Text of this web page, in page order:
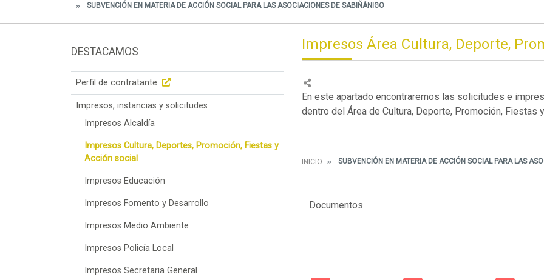
SUBVENCIÓN EN MATERIA DE ACCIÓN SOCIAL PARA LAS ASOCIACIONES DE SABIÑÁNIGO
DESTACAMOS
Perfil de contratante
Impresos, instancias y solicitudes
Impresos Alcaldía
Impresos Cultura, Deportes, Promoción, Fiestas y
Acción social
Impresos Educación
Impresos Fomento y Desarrollo
Impresos Medio Ambiente
Impresos Policía Local
Impresos Secretaria General
Impresos Área Cultura, Deporte,
En este apartado encontraremos las solicitudes e
dentro del Área de Cultura, Deporte, Promoción, Fiestas
INICIO SUBVENCIÓN EN MATERIA DE ACCIÓN SOCIAL PARA LAS
Documentos